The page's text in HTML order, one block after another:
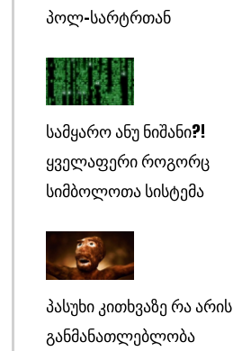
ᲞᲝᲚ-ᲡᲐᲠᲢᲠᲗᲐᲜ
ᲡᲐᲛᲧᲐᲠᲝ ᲐᲜᲣ ᲜᲘᲨᲐᲜᲘ?!
ᲧᲕᲔᲚᲐᲤᲔᲠᲘ ᲠᲝᲒᲝᲠᲪ
ᲡᲘᲛᲑᲝᲚᲝᲗᲐ ᲡᲘᲡᲢᲔᲛᲐ
ᲞᲐᲡᲣᲮᲘ ᲙᲘᲗᲮᲕᲐᲖᲔ ᲠᲐ ᲐᲠᲘᲡ
ᲒᲐᲜᲛᲐᲜᲐᲗᲚᲔᲑᲚᲝᲑᲐ